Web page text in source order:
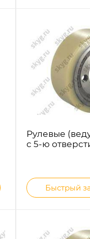
Рулевые
с 5-ю
Быстрый